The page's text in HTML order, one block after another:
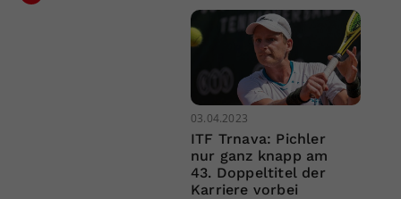
03.04.2023
ITF Trnava: Pichler
nur ganz knapp am
43. Doppeltitel der
Karriere vorbei